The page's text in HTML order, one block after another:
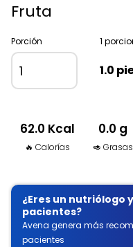
Fruta
Porción 1
1.0
62.0 Kcal
🔥 Calorías
0.0 g
🥑 Grasas
¿Eres un nutriólogo
pacientes?
Avena genera más
pacientes